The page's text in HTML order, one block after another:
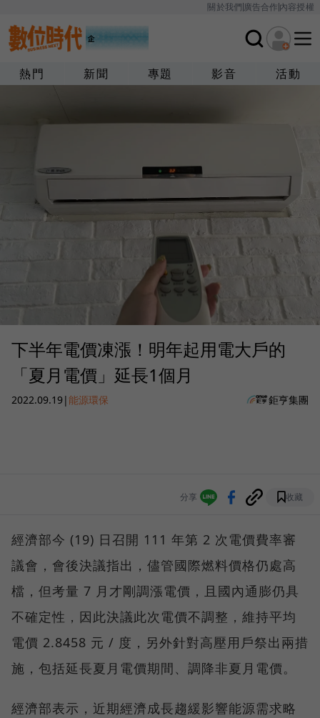
關於我們廣告合作內容授權
熱門 新聞 專題 影音 活動
下半年電價凍漲！明年起用電大戶的
「夏月電價」延長1個月
2022.09.19|能源環保 鉅亨集團
分享 收藏
經濟部今 (19) 日召開 111 年第 2 次電價費率審
議會，會後決議指出，儘管國際燃料價格仍處高
檔，但考量 7 月才剛調漲電價，且國內通膨仍具
不確定性，因此決議此次電價不調整，維持平均
電價 2.8458 元 / 度，另外針對高壓用戶祭出兩措
施，包括延長夏月電價期間、調降非夏月電價。
經濟部表示，近期經濟成長趨緩影響能源需求略